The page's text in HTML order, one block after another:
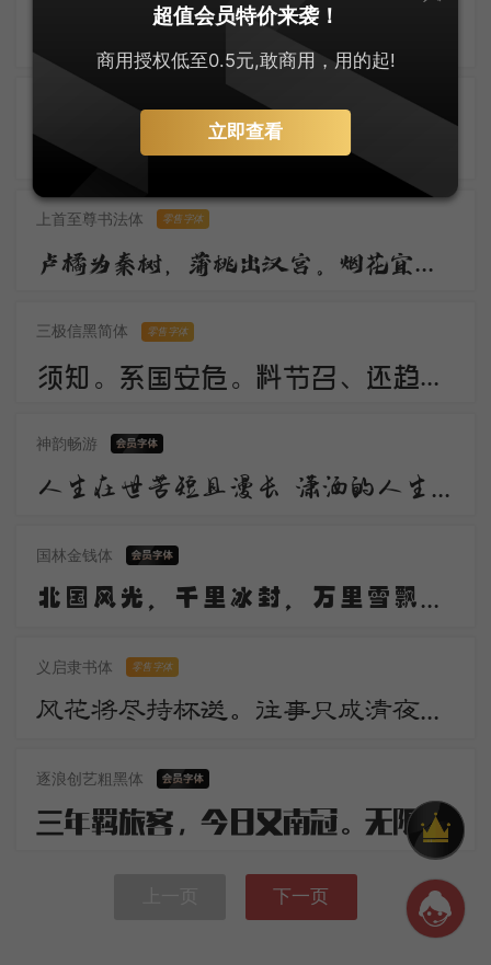
上首至尊书法体 零售字体
卢橘为秦树，蒲桃出汉宫。烟花宜落日，丝管醉春风。笛奏龙吟水，箫鸣凤下空。君王多乐事，还与万方同。
三极信黑简体 零售字体
须知。系国安危。料节召、还趋浴凤池。且代工施化，持钧播泽，置盂天下，此外何思。素卷书名，赤松游道，飙驭云軿仙可期。湖山美，有啼猿唳鹤，相望东归。
神韵畅游
人生在世苦短且漫长 潇洒的人生谁不倾情羡慕 潇洒 是一道醉人的风景 宛若美丽的音符自然流动 是人生内在气质的飘逸
国林金钱体
北国风光，千里冰封，万里雪飘。望长城内外，惟余莽莽；大河上下，顿失滔滔。山舞银蛇，原驰蜡象，欲与天公试比高。
义启隶书体 零售字体
风花将尽持杯送。往事只成清夜梦。莫更登楼。坐想行思已是愁。
逐浪创艺粗黑体
三年羁旅客，今日又南冠。无限河山泪，谁言天地宽。已知泉路近，欲别故乡难。毅魄归来日，灵旗空际看。
下一页
超值会员特价来袭！
商用授权低至0.5元,敢商用，用的起!
立即查看